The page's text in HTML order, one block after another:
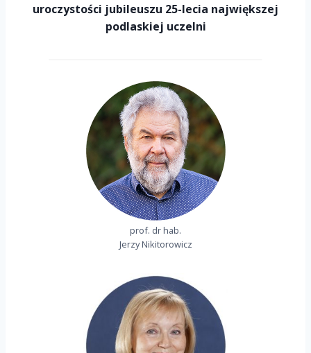
uroczystości jubileuszu 25-lecia największej
podlaskiej uczelni
prof. dr hab.
Jerzy Nikitorowicz